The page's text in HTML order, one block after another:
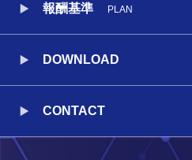
報酬基準 PLAN
DOWNLOAD
CONTACT